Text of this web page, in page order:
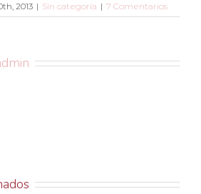
2013 | Sin categoría | 7 Comentarios